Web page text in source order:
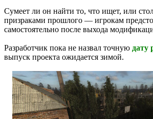
Сумеет ли он найти то, что ищет, или
призраками прошлого — игрокам
самостоятельно после выхода
Разработчик пока не назвал точную дату
выпуск проекта ожидается зимой.